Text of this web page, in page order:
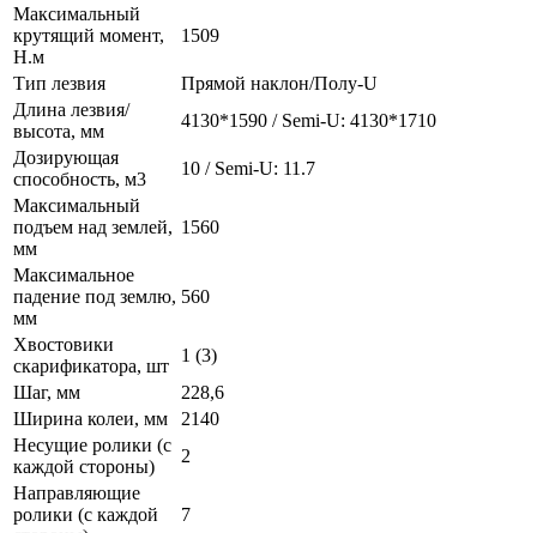
Максимальный
крутящий момент,
Н.м
1509
Тип лезвия
Прямой наклон/Полу-U
Длина лезвия/
высота, мм
4130*1590 / Semi-U: 4130*1710
Дозирующая
способность, м3
10 / Semi-U: 11.7
Максимальный
подъем над землей,
мм
1560
Максимальное
падение под землю,
мм
560
Хвостовики
скарификатора, шт
1 (3)
Шаг, мм
228,6
Ширина колеи, мм
2140
Несущие ролики (с
каждой стороны)
2
Направляющие
ролики (с каждой
7